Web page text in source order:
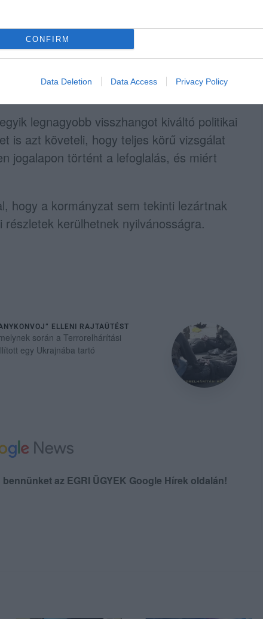
CONFIRM
Data Deletion Data Access Privacy Policy
eredmények várhatók, amelyekről
legnagyobb visszhangot kiváltó politikai
is azt követeli, hogy teljes körű vizsgálat
jogalapon történt a lefoglalás, és miért
hogy a kormányzat sem tekinti lezártnak
kerülhetnek nyilvánosságra.
ELLENI RAJTAÜTÉST
során a Terrorelhárítási
egy Ukrajnába tartó
az EGRI ÜGYEK Google Hírek oldalán!